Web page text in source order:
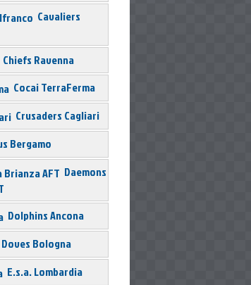
Cavaliers
Chiefs Ravenna
Cocai TerraFerma
Crusaders Cagliari
Bergamo
Daemons
Dolphins Ancona
Doves Bologna
E.s.a. Lombardia